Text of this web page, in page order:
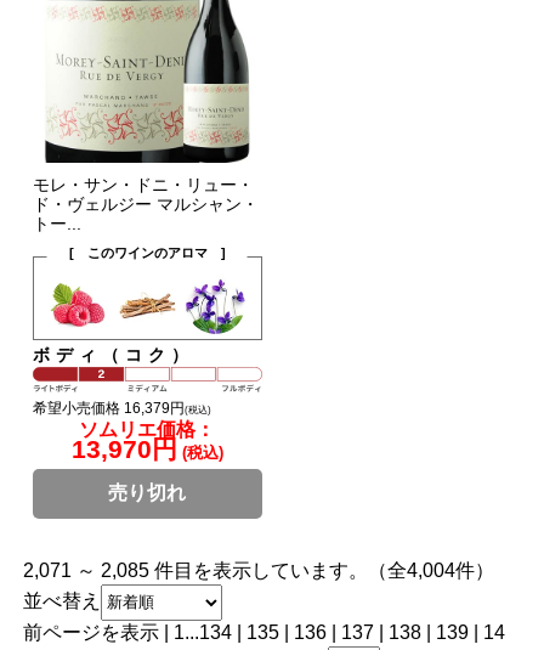
モレ・サン・ドニ・リュー・
ド・ヴェルジー マルシャン・
トー...
[ このワインのアロマ ]
ボディ（コク）
希望小売価格 16,379円(税込)
ソムリエ価格：
13,970円 (税込)
売り切れ
2,071 ～ 2,085 件目を表示しています。（全4,004件）
並べ替え
前ページを表示| 1...134| 135| 136| 137| 138| 139 | 14